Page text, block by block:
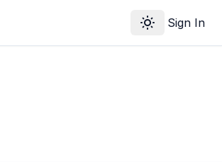
Toggle theme
Sign In